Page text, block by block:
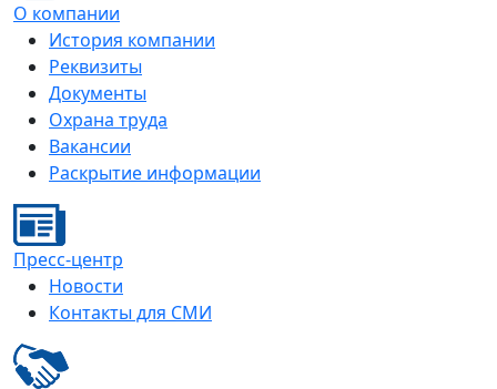
О компании
История компании
Реквизиты
Документы
Охрана труда
Вакансии
Раскрытие информации
Пресс-центр
Новости
Контакты для СМИ